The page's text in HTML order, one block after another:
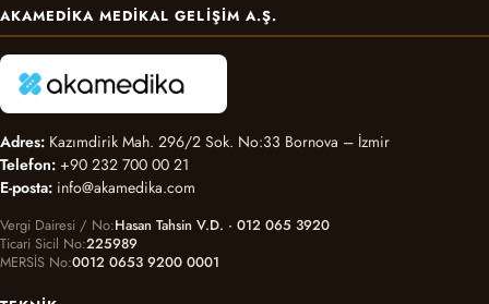
AKAMEDIKA MEDIKAL GELIŞIM A.Ş.
Adres: Kazımdirik Mah. 296/2 Sok. No:33 Bornova – İzmir
Telefon: +90 232 700 00 21
E-posta: info@akamedika.com
Vergi Dairesi / No Hasan Tahsin V.D. · 012 065 3920
Ticari Sicil No 225989
MERSİS No 0012 0653 9200 0001